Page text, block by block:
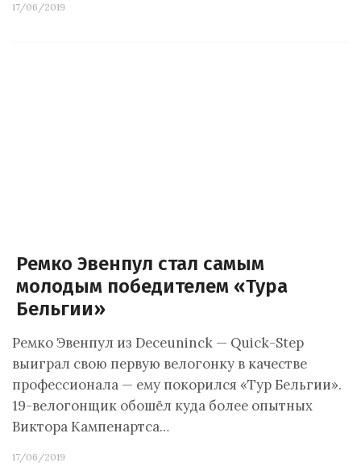
17/06/2019
Ремко Эвенпул стал самым
молодым победителем «Тура
Бельгии»
Ремко Эвенпул из Deceuninck — Quick-Step
выиграл свою первую велогонку в качестве
профессионала — ему покорился «Тур Бельгии».
19-велогонщик обошёл куда более опытных
Виктора Кампенартса…
17/06/2019